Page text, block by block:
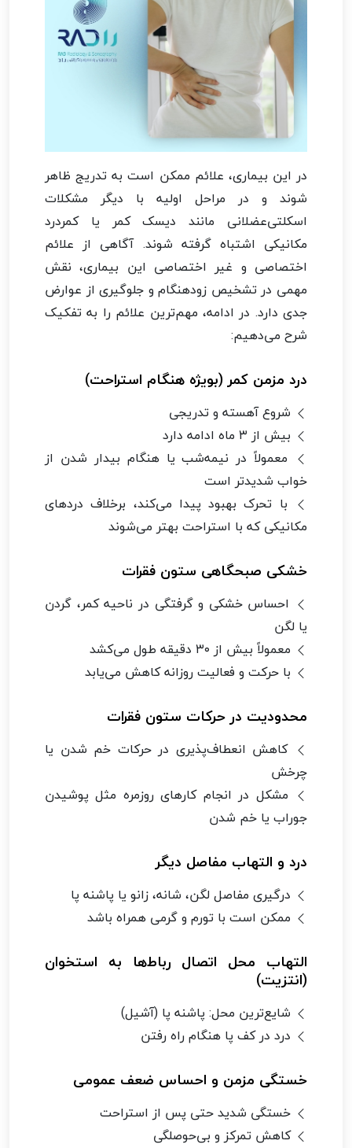
در این بیماری، علائم ممکن است به تدریج ظاهر
شوند و در مراحل اولیه با دیگر مشکلات
اسکلتی‌عضلانی مانند دیسک کمر یا کمردرد
مکانیکی اشتباه گرفته شوند. آگاهی از علائم
اختصاصی و غیر اختصاصی این بیماری، نقش
مهمی در تشخیص زودهنگام و جلوگیری از عوارض
جدی دارد. در ادامه، مهم‌ترین علائم را به تفکیک
شرح می‌دهیم:
درد مزمن کمر (بویژه هنگام استراحت)
شروع آهسته و تدریجی
بیش از ۳ ماه ادامه دارد
معمولاً در نیمه‌شب یا هنگام بیدار شدن از
خواب شدیدتر است
با تحرک بهبود پیدا می‌کند، برخلاف دردهای
مکانیکی که با استراحت بهتر می‌شوند
خشکی صبحگاهی ستون فقرات
احساس خشکی و گرفتگی در ناحیه کمر، گردن
یا لگن
معمولاً بیش از ۳۰ دقیقه طول می‌کشد
با حرکت و فعالیت روزانه کاهش می‌یابد
محدودیت در حرکات ستون فقرات
کاهش انعطاف‌پذیری در حرکات خم شدن یا
چرخش
مشکل در انجام کارهای روزمره مثل پوشیدن
جوراب یا خم شدن
درد و التهاب مفاصل دیگر
درگیری مفاصل لگن، شانه، زانو یا پاشنه پا
ممکن است با تورم و گرمی همراه باشد
التهاب محل اتصال رباط‌ها به استخوان
(انتزیت)
شایع‌ترین محل: پاشنه پا (آشیل)
درد در کف پا هنگام راه رفتن
خستگی مزمن و احساس ضعف عمومی
خستگی شدید حتی پس از استراحت
کاهش تمرکز و بی‌حوصلگی